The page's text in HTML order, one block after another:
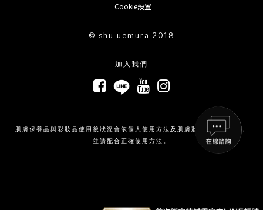
Cookie設置
© shu uemura 2018
加入我們
肌膚保養品與彩妝品使用後狀況會依個人使用方法及肌膚狀況而有所不同，
並請配合正確使用方法。